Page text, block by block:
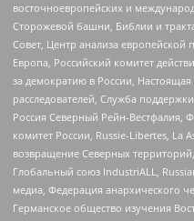
восточноевропейских и
Сторожевой башни, Библии и
Совет, Центр анализа европейской
Европа, Российский комитет
за демократию в России,
расследователей, Служба
Россия Северный Рейн-
комитет России, Russie-Libertes, La
возвращение Северных
Глобальный союз IndustriALL,
медиа, Федерация анархического
Германское общество изучения